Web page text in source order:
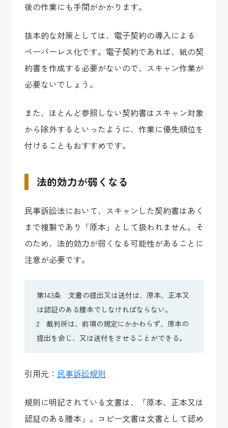
後の作業にも手間がかかります。
抜本的な対策としては、電子契約の導入による
ペーパーレス化です。電子契約であれば、紙の契
約書を作成する必要がないので、スキャン作業が
必要ないでしょう。
また、ほとんど参照しない契約書はスキャン対象
から除外するといったように、作業に優先順位を
付けることもおすすめです。
法的効力が弱くなる
民事訴訟法において、スキャンした契約書はあく
まで複製であり「原本」として扱われません。そ
のため、法的効力が弱くなる可能性があることに
注意が必要です。
第143条 文書の提出又は送付は、原本、正本又
は認証のある謄本でしなければならない。
2 裁判所は、前項の規定にかかわらず、原本の
提出を命じ、又は送付をさせることができる。
引用元： 民事訴訟規則
規則に明記されている文書は、「原本、正本又は
認証のある謄本」。コピー文書は文書として認め